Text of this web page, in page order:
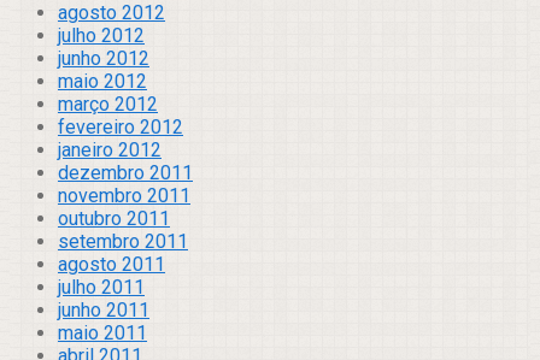
agosto 2012
julho 2012
junho 2012
maio 2012
março 2012
fevereiro 2012
janeiro 2012
dezembro 2011
novembro 2011
outubro 2011
setembro 2011
agosto 2011
julho 2011
junho 2011
maio 2011
abril 2011